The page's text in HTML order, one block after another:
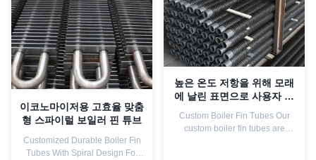
이코노마이저용 고효율 맞춤
형 스파이럴 보일러 핀 튜브
Customized Durable Boiler Fin
Tubes With Spiral Design For
높은 온도 저항을 위해 모래
에 날린 표면으로 사용자 정
Custom Boiler Fin Tubes Our
custom boiler fin tubes are